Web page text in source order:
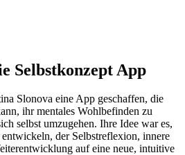
Selbstkonzept App
Slonova eine App geschaffen, die
ihr mentales Wohlbefinden zu
selbst umzugehen. Ihre Idee war es,
der Selbstreflexion, innere
auf eine neue, intuitive